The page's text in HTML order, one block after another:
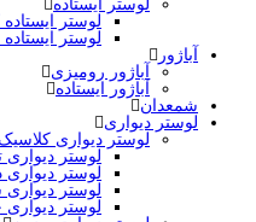
لوستر ایستاده
لوستر
لوستر
آباژور
آباژور رومیزی
آباژور ایستاده
شمعدان
لوستر دیواری
لوستر دیواری کلاسیک
لوستر
لوستر
لوستر
لوستر